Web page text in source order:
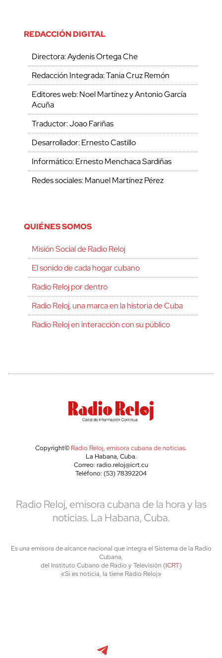
REDACCIÓN DIGITAL
Directora: Aydenis Ortega Che
Redacción Integrada: Tania Cruz Remón
Editores web: Noel Martínez y Antonio García
Acuña
Traductor: Joao Fariñas
Desarrollador: Ernesto Castillo
Informático: Ernesto Menchaca Sardiñas
Redes sociales: Manuel Martínez Pérez
QUIÉNES SOMOS
Misión Social de Radio Reloj
El sonido de cada hogar cubano
Radio Reloj por dentro
Radio Reloj, una marca en la historia de Cuba
Radio Reloj en interacción con su público
Copyright© Radio Reloj, emisora cubana de noticias.
La Habana, Cuba.
Correo: radio.reloj@icrt.cu
Teléfono: (53) 78392204
Radio Reloj, emisora cubana de la hora y las
noticias. La Habana, Cuba.
Es una emisora de alcance nacional que integra el Sistema de la Radio
Cubana,
del Instituto Cubano de Radio y Televisión (ICRT)
«Si es noticia, la tiene Radio Reloj»